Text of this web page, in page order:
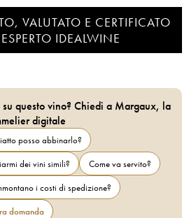
VALUTATO E CERTIFICATO
IDEALWINE
su questo vino? Chiedi a Margaux, la
digitale
posso abbinarlo?
dei vini simili?
Come va servito?
i costi di spedizione?
domanda